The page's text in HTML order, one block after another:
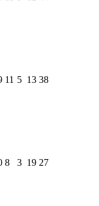
11 5 13 38
8 3 19 27